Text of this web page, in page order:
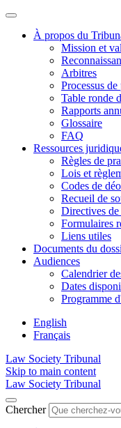
À propos du
Mission et
Arbitres
Processus
Table ronde
Rapports
Glossaire
FAQ
Ressources
Règles de
Lois et
Codes de
Recueil de
Directives
Formulaires
Liens utiles
Documents du
Audiences
Calendrier
Dates
Programme
English
Français
Law Society Tribunal
Skip to main content
Law Society Tribunal
Chercher